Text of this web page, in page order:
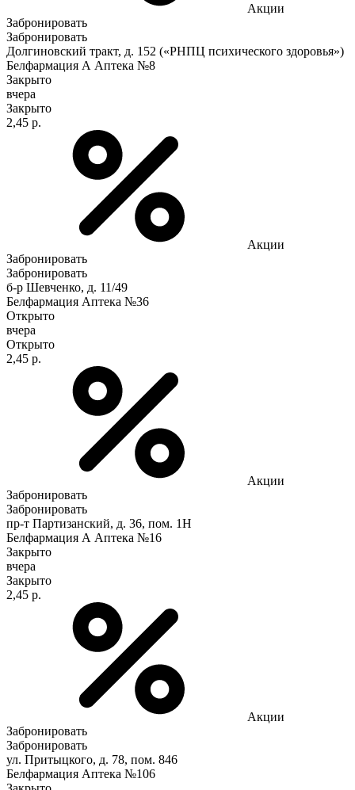
Акции
Забронировать
Забронировать
Долгиновский тракт, д. 152 («РНПЦ психического здоровья»)
Белфармация А Аптека №8
Закрыто
вчера
Закрыто
2,45 р.
Акции
Забронировать
Забронировать
б-р Шевченко, д. 11/49
Белфармация Аптека №36
Открыто
вчера
Открыто
2,45 р.
Акции
Забронировать
Забронировать
пр-т Партизанский, д. 36, пом. 1Н
Белфармация А Аптека №16
Закрыто
вчера
Закрыто
2,45 р.
Акции
Забронировать
Забронировать
ул. Притыцкого, д. 78, пом. 846
Белфармация Аптека №106